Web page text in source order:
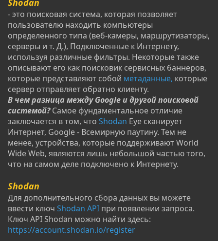
- это поисковая система, которая позволяет
пользователю находить компьютеры
определенного типа (веб-камеры, маршрутизаторы,
серверы и т. Д.), Подключенные к Интернету,
используя различные фильтры. Некоторые также
описывают его как поисковик сервисных баннеров,
которые представляют собой метаданные, которые
сервер отправляет обратно клиенту.
В чем разница между Google и другой поисковой
системой?Самое фундаментальное отличие
заключается в том, что Shodan Eye сканирует
Интернет, Google - Всемирную паутину. Тем не
менее, устройства, которые поддерживают World
Wide Web, являются лишь небольшой частью того,
что на самом деле подключено к Интернету.
Shodan
Для дополнительного сбора данных вы можете
ввести ключ Shodan API при появлении запроса.
Ключ API Shodan можно найти здесь:
https://account.shodan.io/register